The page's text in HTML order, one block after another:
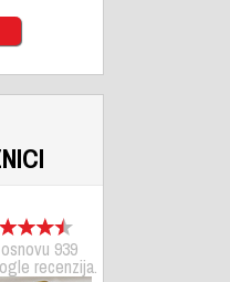
939
recenzija.